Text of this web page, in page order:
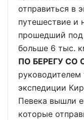
отправиться в
путешествие и
прошедший
больше 6 тыс.
ПО БЕРЕГУ СО
руководителем
экспедиции
Певека вышли
которые